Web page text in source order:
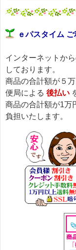
ｅパスタイム
インターネットか
しております。
商品の合計額が５
便局による 後払い
商品の合計額が1万
負担いたします。